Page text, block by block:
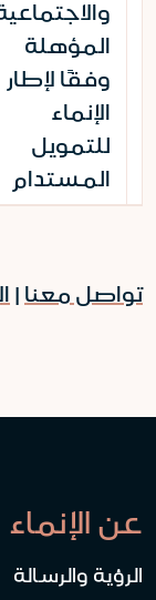
المؤهلة
وفقًا لإطار
الإنماء
للتمويل
المستدام
تواصل معنا |
عن الإنماء
الرؤية والرسالة